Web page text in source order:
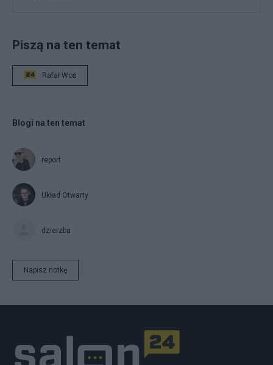
Piszą na ten temat
Rafał Woś
Blogi na ten temat
report
Układ Otwarty
dzierzba
Napisz notkę